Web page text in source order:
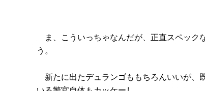
ま、こういっちゃなんだが、正直スペック
う。
新たに出たデュランゴももちろんいいが、